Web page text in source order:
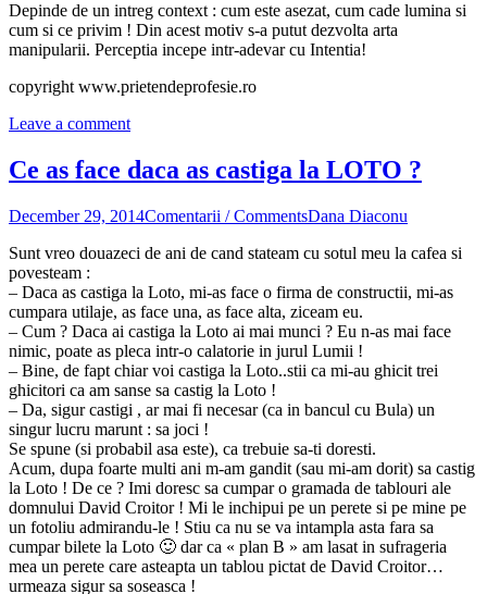
Depinde de un intreg context : cum este asezat, cum cade lumina si
cum si ce privim ! Din acest motiv s-a putut dezvolta arta
manipularii. Perceptia incepe intr-adevar cu Intentia!
copyright www.prietendeprofesie.ro
Leave a comment
Ce as face daca as castiga la LOTO ?
December 29, 2014Comentarii / CommentsDana Diaconu
Sunt vreo douazeci de ani de cand stateam cu sotul meu la cafea si
povesteam :
– Daca as castiga la Loto, mi-as face o firma de constructii, mi-as
cumpara utilaje, as face una, as face alta, ziceam eu.
– Cum ? Daca ai castiga la Loto ai mai munci ? Eu n-as mai face
nimic, poate as pleca intr-o calatorie in jurul Lumii !
– Bine, de fapt chiar voi castiga la Loto..stii ca mi-au ghicit trei
ghicitori ca am sanse sa castig la Loto !
– Da, sigur castigi , ar mai fi necesar (ca in bancul cu Bula) un
singur lucru marunt : sa joci !
Se spune (si probabil asa este), ca trebuie sa-ti doresti.
Acum, dupa foarte multi ani m-am gandit (sau mi-am dorit) sa castig
la Loto ! De ce ? Imi doresc sa cumpar o gramada de tablouri ale
domnului David Croitor ! Mi le inchipui pe un perete si pe mine pe
un fotoliu admirandu-le ! Stiu ca nu se va intampla asta fara sa
cumpar bilete la Loto 🙂 dar ca « plan B » am lasat in sufrageria
mea un perete care asteapta un tablou pictat de David Croitor…
urmeaza sigur sa soseasca !